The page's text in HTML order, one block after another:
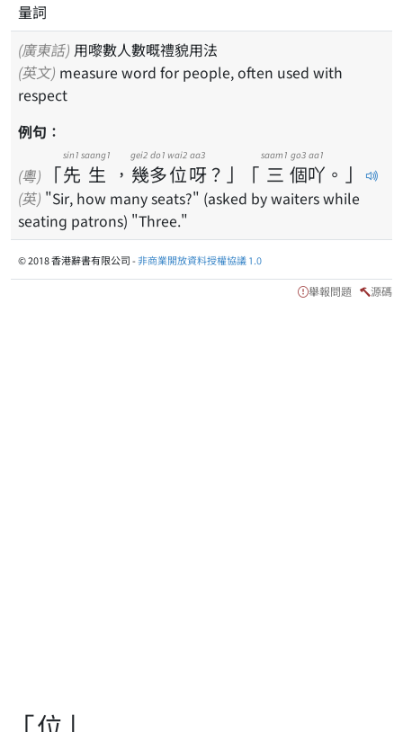
量詞
(廣東話) 用嚟數人數嘅禮貌用法
(英文)
respect
例句：
(粵) 「先
sin1
生
saang1
， 幾
gei2
多
do1
位
wai2
呀
aa3
？ 」 「 三
saam1
個
go3
吖
aa1
。 」
(英) "Sir, how many seats?" (asked by waiters while
seating patrons) "Three."
© 2018 香港辭書有限公司 -非商業開放資料授權協議 1.0
舉報問題 源碼